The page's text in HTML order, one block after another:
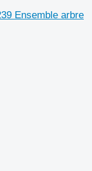
Ensemble arbre